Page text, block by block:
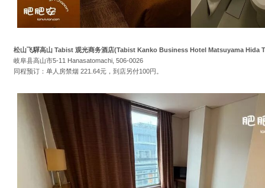
松山飞驒高山 Tabist 观光商务酒店(Tabist Kanko Business Hotel Matsuyama Hida
岐阜县高山市5-11 Hanasatomachi, 506-0026
同程预订：单人房禁烟 221.64元，到店另付100円。